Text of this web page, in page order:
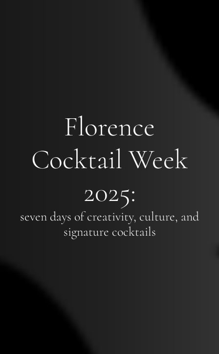
Florence
Cocktail Week
2025:
seven days of creativity, culture, and
signature cocktails